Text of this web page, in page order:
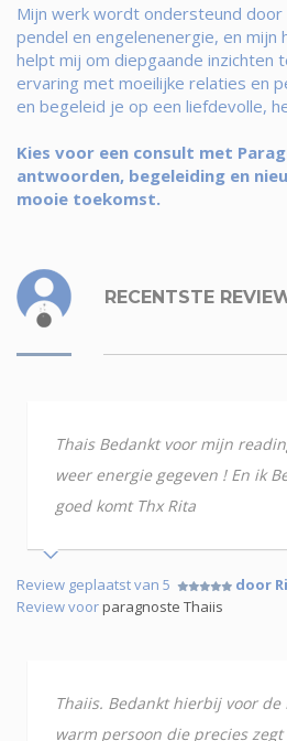
Mijn werk wordt ondersteund door
pendel en engelenenergie, en mijn
helpt mij om diepgaande inzichten
ervaring met moeilijke relaties en
en begeleid je op een liefdevolle,
Kies voor een consult met
antwoorden, begeleiding en
mooie toekomst.
RECENTSTE
Thais Bedankt voor mijn
weer energie gegeven ! En ik
goed komt Thx Rita
Review geplaatst van 5
door
Review voorparagnoste Thaiis
Thaiis. Bedankt hierbij voor de
warm persoon die precies